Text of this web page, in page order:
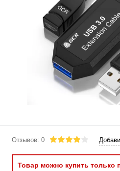
Отзывов: 0
Товар можно купить только